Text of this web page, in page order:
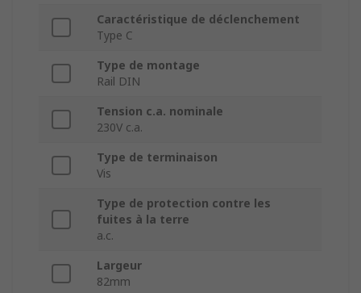
Caractéristique de déclenchement
Type C
Type de montage
Rail DIN
Tension c.a. nominale
230V c.a.
Type de terminaison
Vis
Type de protection contre les
fuites à la terre
a.c.
Largeur
82mm